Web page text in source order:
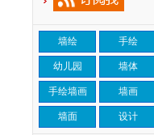
墙绘 手绘
幼儿园 墙体
手绘墙画 墙画
墙面 设计